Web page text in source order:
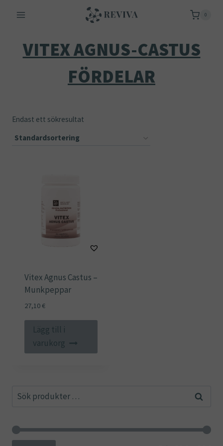
0
VITEX AGNUS-CASTUS
FÖRDELAR
Endast ett sökresultat
Vitex Agnus Castus –
Munkpeppar
27,10€
Lägg till i
varukorg
Sök
Sök